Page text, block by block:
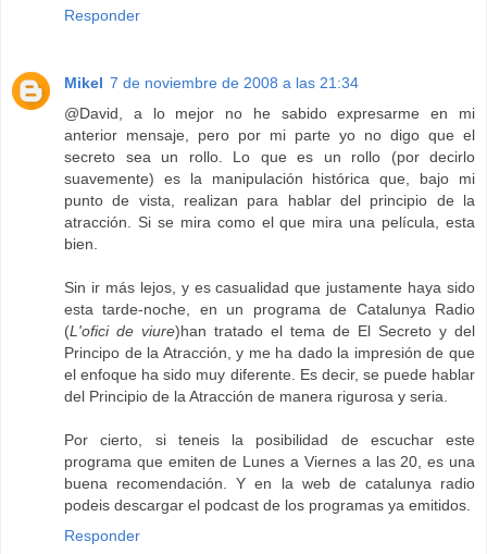
Responder
Mikel 7 de noviembre de 2008 a las 21:34
@David, a lo mejor no he sabido expresarme en mi
anterior mensaje, pero por mi parte yo no digo que el
secreto sea un rollo. Lo que es un rollo (por decirlo
suavemente) es la manipulación histórica que, bajo mi
punto de vista, realizan para hablar del principio de la
atracción. Si se mira como el que mira una película, esta
bien.
Sin ir más lejos, y es casualidad que justamente haya sido
esta tarde-noche, en un programa de Catalunya Radio
(L'ofici de viure)han tratado el tema de El Secreto y del
Principo de la Atracción, y me ha dado la impresión de que
el enfoque ha sido muy diferente. Es decir, se puede hablar
del Principio de la Atracción de manera rigurosa y seria.
Por cierto, si teneis la posibilidad de escuchar este
programa que emiten de Lunes a Viernes a las 20, es una
buena recomendación. Y en la web de catalunya radio
podeis descargar el podcast de los programas ya emitidos.
Responder